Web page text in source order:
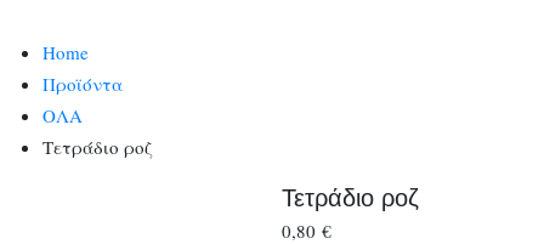
Home
Προϊόντα
ΟΛΑ
Τετράδιο ροζ
Τετράδιο ροζ
0,80€